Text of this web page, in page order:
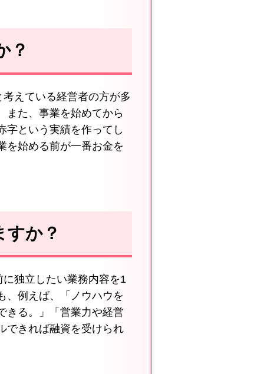
？
えている経営者の方が多
また、事業を始めてから
字という実績を作ってし
を始める前が一番お金を
すか？
独立したい業務内容を1
、例えば、「ノウハウを
きる。」「営業力や経営
できれば融資を受けられ